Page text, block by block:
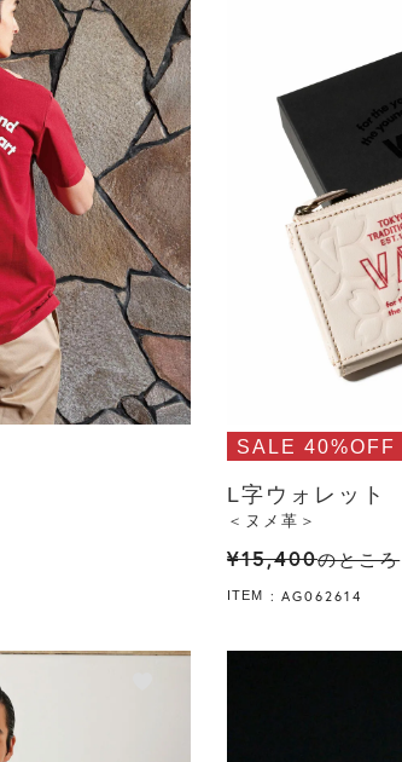
SALE 40%OFF
L字ウォレット
＜ヌメ革＞
¥15,400のところ
ITEM AG062614